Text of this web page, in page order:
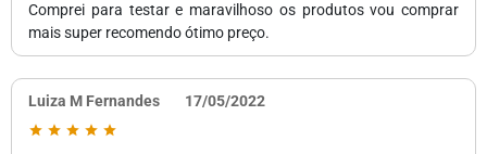
Comprei para testar e maravilhoso os produtos vou comprar
mais super recomendo ótimo preço.
Luiza M Fernandes 17/05/2022